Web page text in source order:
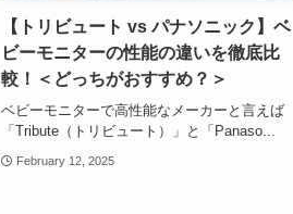
【トリビュート vs パナソニック】ベ
ビーモニターの性能の違いを徹底比
較！＜どっちがおすすめ？＞
ベビーモニターで高性能なメーカーと言えば
「Tribute（トリビュート）」と「Panaso...
February 12, 2025